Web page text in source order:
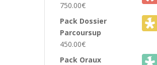
750.00€
Pack Dossier
Parcoursup
450.00€
Pack Oraux